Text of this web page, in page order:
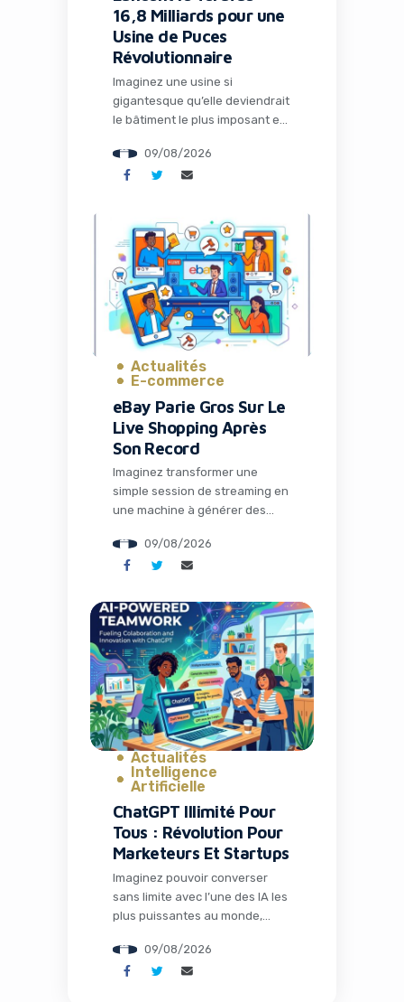
16,8 Milliards pour une
Usine de Puces
Révolutionnaire
Imaginez une usine si
gigantesque qu’elle deviendrait
le bâtiment le plus imposant et
C’est exactement le projet
ambitieux que Tesla et SpaceX
conducteurs révolutionnaire au
Texas qui pourrait redéfinir
l’avenir de l’intelligence
artificielle et de la robotique.
Pour les entrepreneurs, les […]
09/08/2026
Actualités
E-commerce
eBay Parie Gros Sur Le
Live Shopping Après
Son Record
Imaginez transformer une
simple session de streaming en
une machine à générer des
C’est précisément ce que vit
eBay en ce moment avec son
shopping. Alors que le géant du
e-commerce dévoile des
résultats exceptionnels pour
son deuxième trimestre 2026,
une tendance claire émerge : le
[…]
09/08/2026
Actualités
Intelligence
Artificielle
ChatGPT Illimité Pour
Tous : Révolution Pour
Marketeurs Et Startups
Imaginez pouvoir converser
sans limite avec l’une des IA les
plus puissantes au monde,
désormais une réalité grâce à
la dernière annonce d’OpenAI
09/08/2026